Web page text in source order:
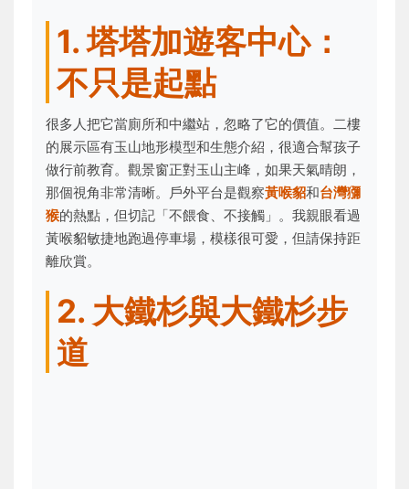
1. 塔塔加遊客中心：
不只是起點
很多人把它當廁所和中繼站，忽略了它的價值。二樓
的展示區有玉山地形模型和生態介紹，很適合幫孩子
做行前教育。觀景窗正對玉山主峰，如果天氣晴朗，
那個視角非常清晰。戶外平台是觀察黃喉貂和台灣獼
猴的熱點，但切記「不餵食、不接觸」。我親眼看過
黃喉貂敏捷地跑過停車場，模樣很可愛，但請保持距
離欣賞。
2. 大鐵杉與大鐵杉步
道